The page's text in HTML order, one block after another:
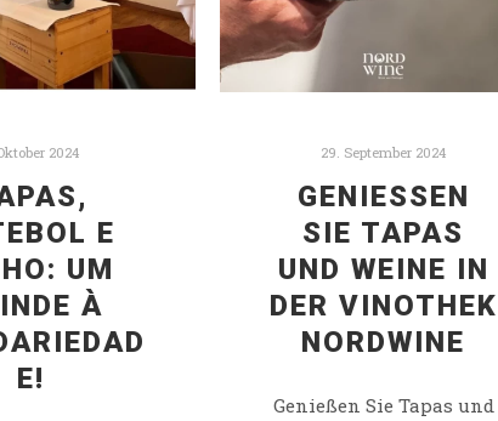
2024
E
UM
À
E!
29. September 2024
GENIESSEN S
IE TAPAS U
ND WEINE IN D
ER VINOTHEK N
ORDWINE
Genießen Sie Tapas und